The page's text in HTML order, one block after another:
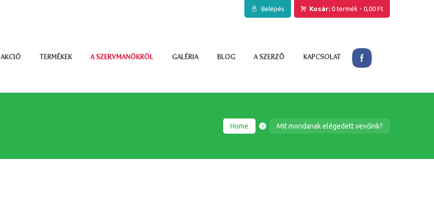
Belépés Kosár: 0 termék -0,00 Ft
AKCIÓ TERMÉKEK A SZERVMANÓKRÓL GALÉRIA BLOG A SZERZŐ KAPCSOLAT
Home Mit mondanak elégedett vevőink?